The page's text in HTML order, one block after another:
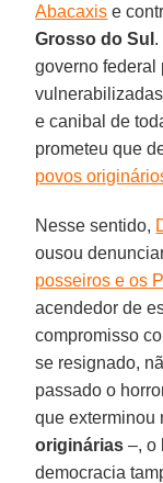
Abacaxis e
Grosso do Sul .
governo federal
e canibal de
prometeu que
povos
Nesse sentido,
ousou
posseiros e os
acendedor de
compromisso
se resignado,
passado o
que
originárias –, o
democracia